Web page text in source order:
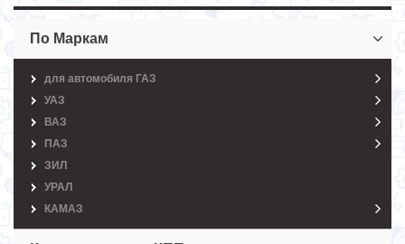
По Маркам
для автомобиля ГАЗ
УАЗ
ВАЗ
ПАЗ
ЗИЛ
УРАЛ
КАМАЗ